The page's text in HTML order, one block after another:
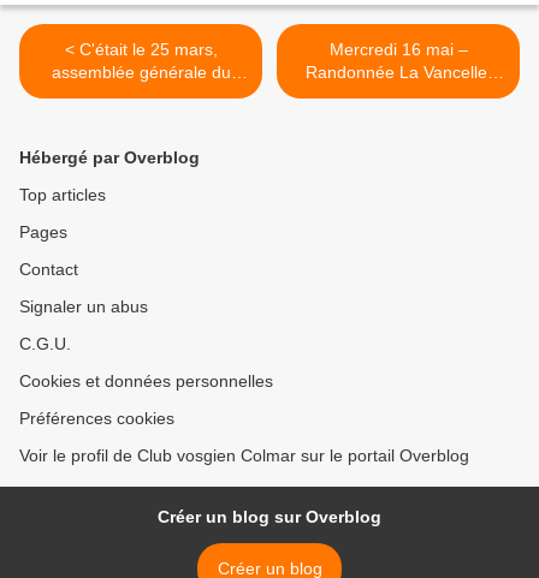
< C'était le 25 mars,
assemblée générale du
Club vosgien de Colmar
Mercredi 16 mai –
Randonnée La Vancelle,
château du Frankenbourg >
Hébergé par Overblog
Top articles
Pages
Contact
Signaler un abus
C.G.U.
Cookies et données personnelles
Préférences cookies
Voir le profil de Club vosgien Colmar sur le portail Overblog
Créer un blog sur Overblog
Créer un blog